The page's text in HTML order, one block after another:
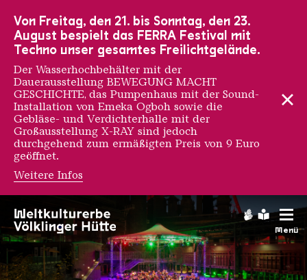
Menü
Saarländischen
Von Freitag, den 21. bis Sonntag, den 23.
August bespielt das FERRA Festival mit
Techno unser gesamtes Freilichtgelände.
Der Wasserhochbehälter mit der
Dauerausstellung BEWEGUNG MACHT
GESCHICHTE, das Pumpenhaus mit der Sound-
Installation von Emeka Ogboh sowie die
Gebläse- und Verdichterhalle mit der
Großausstellung X-RAY sind jedoch
durchgehend zum ermäßigten Preis von 9 Euro
geöffnet.
Weitere Infos